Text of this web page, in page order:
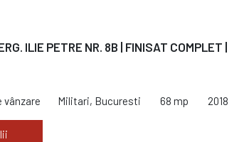
ILIE PETRE NR. 8B | FINISAT COMPLET |
vânzare Militari, Bucuresti 68 mp 2018